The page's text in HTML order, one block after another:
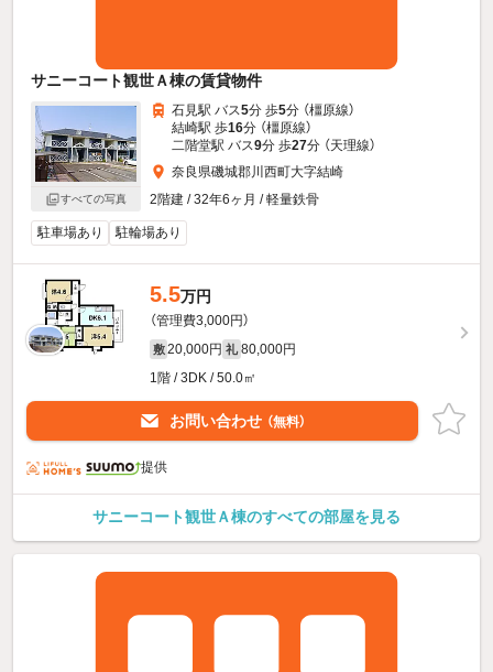
サニーコート観世Ａ棟の賃貸物件
すべての写真
石見駅 バス5分 歩5分 （橿原線）
結崎駅 歩16分 （橿原線）
二階堂駅 バス9分 歩27分 （天理線）
奈良県磯城郡川西町大字結崎
2階建 / 32年6ヶ月 / 軽量鉄骨
駐車場あり 駐輪場あり
5.5万円
（管理費3,000円）
敷 20,000円 礼 80,000円
1階 / 3DK / 50.0㎡
お問い合わせ （無料）
提供
サニーコート観世Ａ棟のすべての部屋を見る